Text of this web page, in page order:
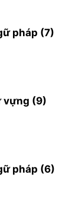
pháp (7)
vựng (9)
pháp (6)